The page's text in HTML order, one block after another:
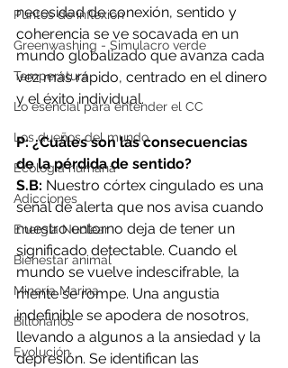
Puntos de inflexión
Greenwashing - Simulacro verde
Temperatura
Lo esencial para entender el CC
Los dueños del mundo
Ecología humana
Adicciones
Energía Nuclear
Bienestar animal
Minería Marina
Billonarios
Evolución
necesidad de conexión, sentido y
coherencia se ve socavada en un
mundo globalizado que avanza cada
vez más rápido, centrado en el dinero
y el éxito individual.
P: ¿Cuáles son las consecuencias
de la pérdida de sentido?
S.B: Nuestro córtex cingulado es una
señal de alerta que nos avisa cuando
nuestro entorno deja de tener un
significado detectable. Cuando el
mundo se vuelve indescifrable, la
mente se rompe. Una angustia
indefinible se apodera de nosotros,
llevando a algunos a la ansiedad y la
depresión. Se identifican las